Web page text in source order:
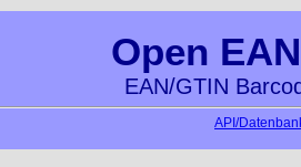
Open
EAN/GTIN
API/